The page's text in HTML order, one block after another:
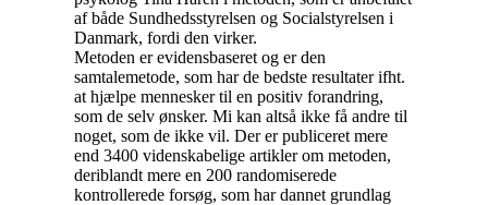
af både Sundhedsstyrelsen og Socialstyrelsen i
Danmark, fordi den virker.
Metoden er evidensbaseret og er den
samtalemetode, som har de bedste resultater ifht.
at hjælpe mennesker til en positiv forandring,
som de selv ønsker. Mi kan altså ikke få andre til
noget, som de ikke vil. Der er publiceret mere
end 3400 videnskabelige artikler om metoden,
deriblandt mere en 200 randomiserede
kontrollerede forsøg, som har dannet grundlag